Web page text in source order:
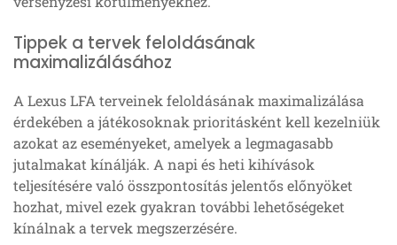
Tippek a tervek feloldásának
maximalizálásához
A Lexus LFA terveinek feloldásának maximalizálása
érdekében a játékosoknak prioritásként kell kezelniük
azokat az eseményeket, amelyek a legmagasabb
jutalmakat kínálják. A napi és heti kihívások
teljesítésére való összpontosítás jelentős előnyöket
hozhat, mivel ezek gyakran további lehetőségeket
kínálnak a tervek megszerzésére.